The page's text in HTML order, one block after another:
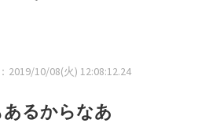
2019/10/08(火) 12:08:12.24
るからなあ